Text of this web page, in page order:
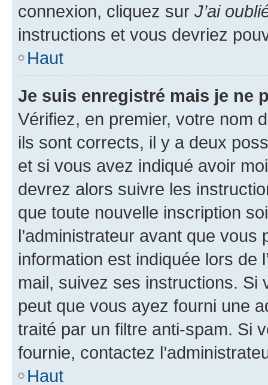
connexion, cliquez sur J’ai
instructions et vous devriez
Haut
Je suis enregistré mais je ne
Vérifiez, en premier, votre nom
ils sont corrects, il y a deux
et si vous avez indiqué avoir
devrez alors suivre les
que toute nouvelle inscription
l’administrateur avant que
information est indiquée lors de
mail, suivez ses instructions. Si
peut que vous ayez fourni une
traité par un filtre anti-spam. Si
fournie, contactez
Haut